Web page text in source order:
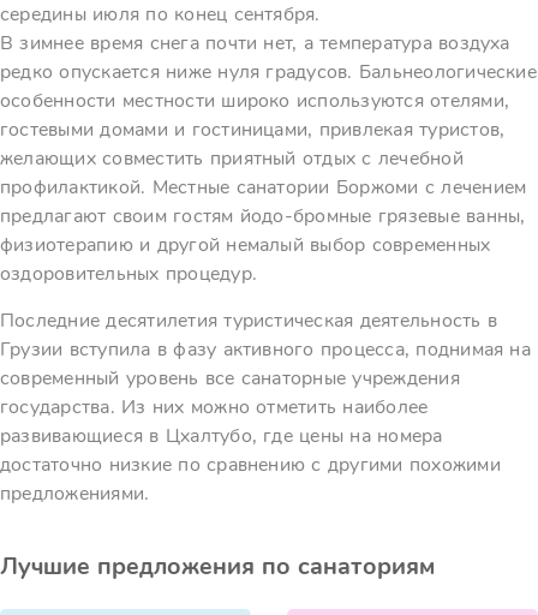
середины июля по конец сентября.
В зимнее время снега почти нет, а температура воздуха
редко опускается ниже нуля градусов. Бальнеологические
особенности местности широко используются отелями,
гостевыми домами и гостиницами, привлекая туристов,
желающих совместить приятный отдых с лечебной
профилактикой. Местные санатории Боржоми с лечением
предлагают своим гостям йодо-бромные грязевые ванны,
физиотерапию и другой немалый выбор современных
оздоровительных процедур.
Последние десятилетия туристическая деятельность в
Грузии вступила в фазу активного процесса, поднимая на
современный уровень все санаторные учреждения
государства. Из них можно отметить наиболее
развивающиеся в Цхалтубо, где цены на номера
достаточно низкие по сравнению с другими похожими
предложениями.
Лучшие предложения по санаториям